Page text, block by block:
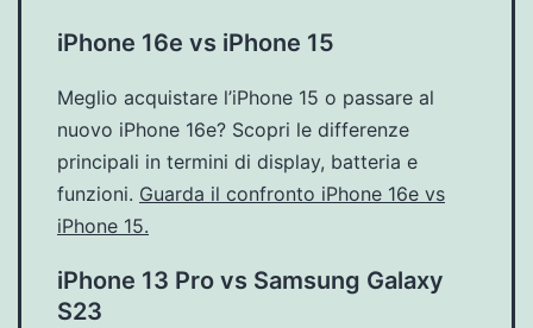
iPhone 16e vs iPhone 15
Meglio acquistare l’iPhone 15 o passare al
nuovo iPhone 16e? Scopri le differenze
principali in termini di display, batteria e
funzioni. Guarda il confronto iPhone 16e vs
iPhone 15.
iPhone 13 Pro vs Samsung Galaxy
S23